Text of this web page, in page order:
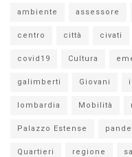
ambiente assessore
centro città civati
covid19 Cultura
galimberti Giovani
lombardia Mobilità
Palazzo Estense
Quartieri regione